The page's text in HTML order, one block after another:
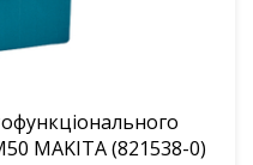
інструменту TM3000C, DTM50 MAKITA (821538-0)